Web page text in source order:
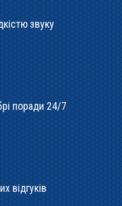
звуку
поради 24/7
відгуків